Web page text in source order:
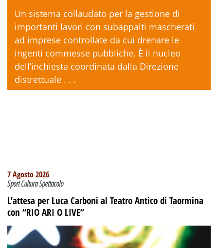
Un sistema collaudato per la gestione di
importanti lavori con subappalti mascherati
ad imprese controllate da cui drenare le
ingenti commesse pubbliche. È il nucleo
dell’inchiesta coordinata dalla Direzione
distrettuale . . .
7 Agosto 2026
Sport Cultura Spettacolo
L’attesa per Luca Carboni al Teatro Antico di Taormina
con “RIO ARI O LIVE”